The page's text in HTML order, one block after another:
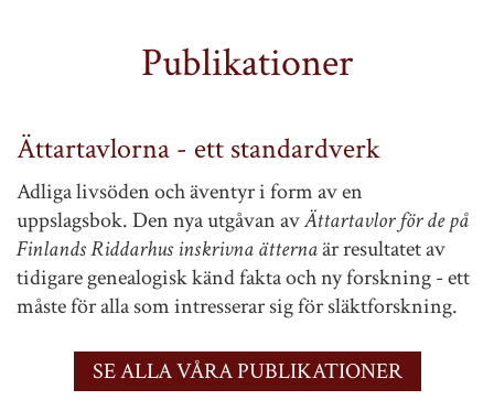
Publikationer
Ättartavlorna - ett standardverk
Adliga livsöden och äventyr i form av en
uppslagsbok. Den nya utgåvan avÄttartavlor för de på
Finlands Riddarhus inskrivna ätternaär resultatet av
tidigare genealogisk känd fakta och ny forskning - ett
måste för alla som intresserar sig för släktforskning.
SE ALLA VÅRA PUBLIKATIONER